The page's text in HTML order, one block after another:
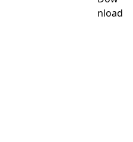
nload